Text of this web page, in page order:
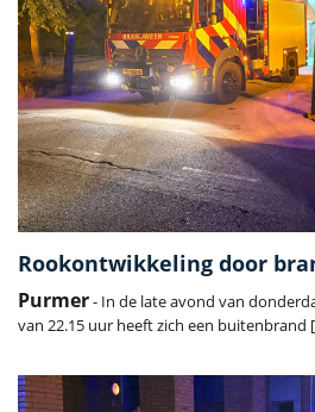
Rookontwikkeling door
Purmer- In de late avond van
van 22.15 uur heeft zich een buitenbrand [